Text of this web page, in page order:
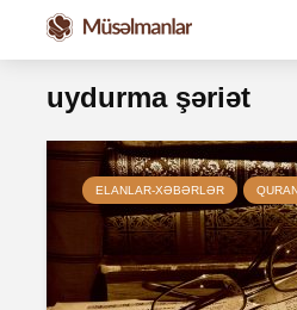
uydurma şəriət
ELANLAR-XƏBƏRLƏR